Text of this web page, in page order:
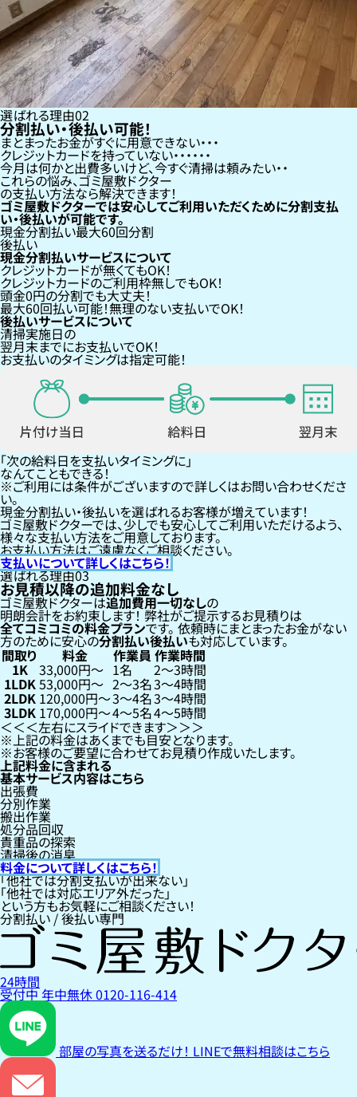
選ばれる理由02
分割払い・後払い可能！
まとまったお金がすぐに用意できない
クレジットカードを持っていない・・・
今月は何かと出費多いけど、今すぐ清掃は頼みたい
これらの悩み、ゴミ屋敷ドクター
の支払い方法なら解決できます！
ゴミ屋敷ドクターでは安心してご利用いただくために分割支払
い・後払いが可能です。
現金分割払い最大60回分割
後払い
現金分割払いサービスについて
クレジットカードが無くてもOK！
クレジットカードのご利用枠無しでもOK！
頭金0円の分割でも大丈夫！
最大60回払い可能！無理のない支払いでOK！
後払いサービスについて
清掃実施日の
翌月末までにお支払いでOK！
お支払いのタイミングは指定可能！
「次の給料日を支払いタイミングに」
なんてこともできる！
ご利用には条件がございますので詳しくはお問い合わせくださ
い。
現金分割払い・後払いを選ばれるお客様が増えています！
ゴミ屋敷ドクターでは、少しでも安心してご利用いただけるよう、
様々な支払い方法をご用意しております。
お支払い方法はご遠慮なくご相談ください。
支払いについて詳しくはこちら！
選ばれる理由03
お見積以降の追加料金なし
ゴミ屋敷ドクターは追加費用一切なしの
明朗会計をお約束します！弊社がご提示するお見積りは
全てコミコミの料金プランです。依頼時にまとまったお金がない
方のために安心の分割払い後払いも対応しています。
間取り 料金 作業員 作業時間
1K 33,000円〜 1名 2〜3時間
1LDK53,000円〜 2〜3名3〜4時間
2LDK 120,000円〜3〜4名3〜4時間
3LDK 170,000円〜4〜5名4〜5時間
左右にスライドできます
上記の料金はあくまでも目安となります。
お客様のご要望に合わせてお見積り作成いたします。
上記料金に含まれる
基本サービス内容はこちら
出張費
分別作業
搬出作業
処分品回収
貴重品の探索
清掃後の消臭
料金について詳しくはこちら！
「他社では分割支払いが出来ない」
「他社では対応エリア外だった」
という方もお気軽にご相談ください！
分割払い / 後払い専門
24時間
受付中年中無休0120-116-414
部屋の写真を送るだけ！ LINEで無料相談はこちら